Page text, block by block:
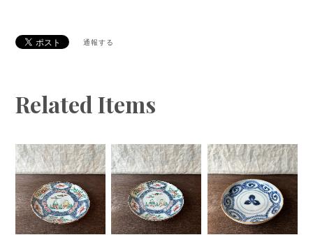
通報する
Related Items